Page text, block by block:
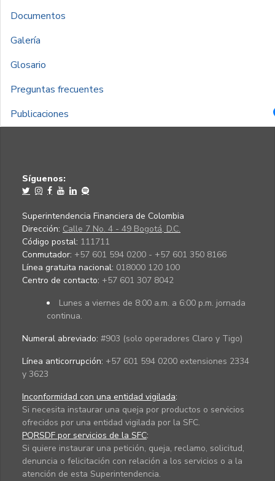
Documentos
Galería
Glosario
Preguntas frecuentes
Publicaciones
Síguenos:
Superintendencia Financiera de Colombia
Dirección: Calle 7 No. 4 - 49 Bogotá, D.C.
Código postal: 111711
Conmutador: +57 601 594 0200 - +57 601 350 8166
Línea gratuita nacional: 018000 120 100
Centro de contacto: +57 601 307 8042
Lunes a viernes de 8:00 a.m. a 6:00 p.m. jornada
continua.
Numeral abreviado: #903 (solo operadores Claro y Tigo)
Línea anticorrupción: +57 601 594 0200 extensiones 2334
y 3623
Inconformidad con una entidad vigilada:
Si necesita instaurar una queja por productos o servicios
ofrecidos por una entidad vigilada por la SFC.
PQRSDF por servicios de la SFC:
Si quiere instaurar una petición, queja, reclamo, solicitud,
denuncia o felicitación con relación a los servicios o a la
atención de esta Superintendencia.